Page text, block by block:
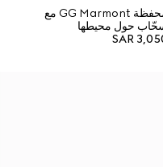
محفظة GG Marmont مع
حول محيطها
SAR